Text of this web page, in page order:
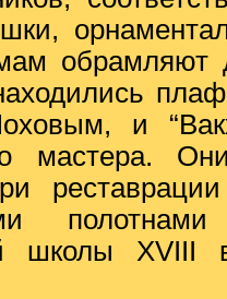
и
мастера.
школы XVIII